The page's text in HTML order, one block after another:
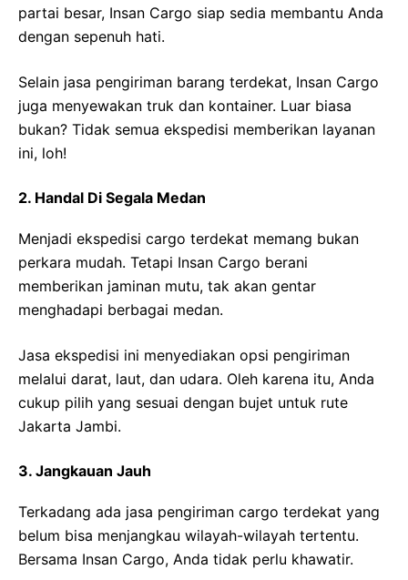
partai besar, Insan Cargo siap sedia membantu Anda
dengan sepenuh hati.
Selain jasa pengiriman barang terdekat, Insan Cargo
juga menyewakan truk dan kontainer. Luar biasa
bukan? Tidak semua ekspedisi memberikan layanan
ini, loh!
2. Handal Di Segala Medan
Menjadi ekspedisi cargo terdekat memang bukan
perkara mudah. Tetapi Insan Cargo berani
memberikan jaminan mutu, tak akan gentar
menghadapi berbagai medan.
Jasa ekspedisi ini menyediakan opsi pengiriman
melalui darat, laut, dan udara. Oleh karena itu, Anda
cukup pilih yang sesuai dengan bujet untuk rute
Jakarta Jambi.
3. Jangkauan Jauh
Terkadang ada jasa pengiriman cargo terdekat yang
belum bisa menjangkau wilayah-wilayah tertentu.
Bersama Insan Cargo, Anda tidak perlu khawatir.